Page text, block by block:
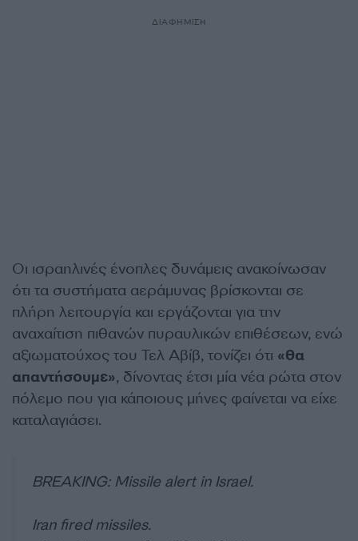
ΔΙΑΦΗΜΙΣΗ
Οι ισραηλινές ένοπλες δυνάμεις ανακοίνωσαν
ότι τα συστήματα αεράμυνας βρίσκονται σε
πλήρη λειτουργία και εργάζονται για την
αναχαίτιση πιθανών πυραυλικών επιθέσεων, ενώ
αξιωματούχος του Τελ Αβίβ, τονίζει ότι «θα
απαντήσουμε», δίνοντας έτσι μία νέα ρώτα στον
πόλεμο που για κάποιους μήνες φαίνεται να είχε
καταλαγιάσει.
BREAKING: Missile alert in Israel.
Iran fired missiles.